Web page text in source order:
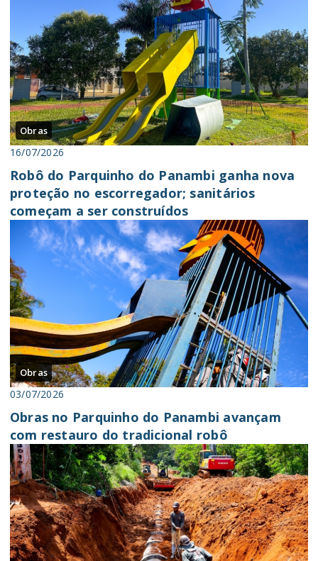
Obras
16/07/2026
Robô do Parquinho do Panambi ganha nova
proteção no escorregador; sanitários
começam a ser construídos
Obras
03/07/2026
Obras no Parquinho do Panambi avançam
com restauro do tradicional robô